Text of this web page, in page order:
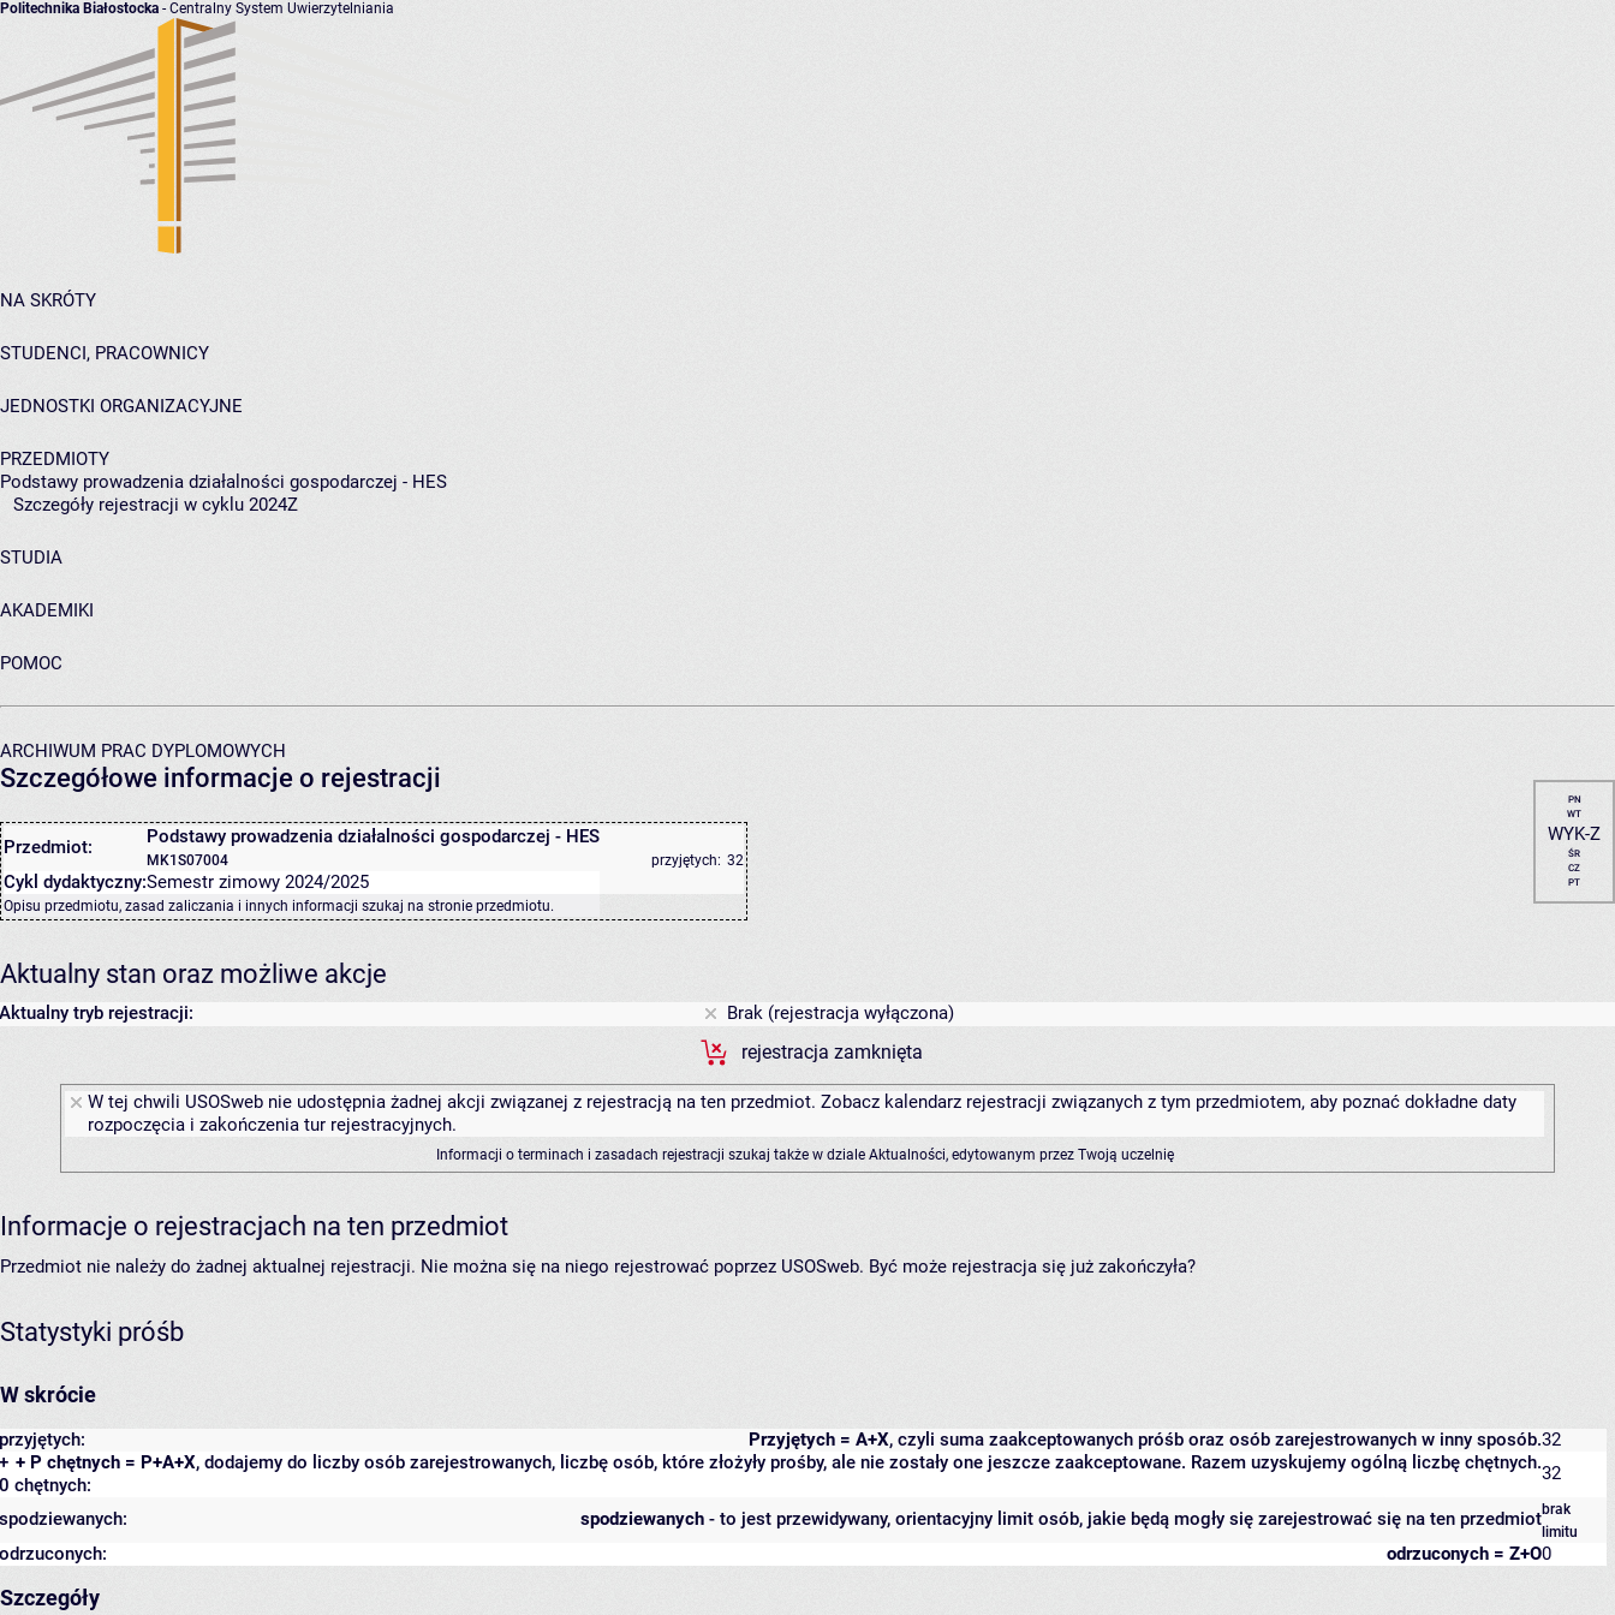
Politechnika Białostocka - Centralny System Uwierzytelniania
NA SKRÓTY
STUDENCI, PRACOWNICY
JEDNOSTKI ORGANIZACYJNE
PRZEDMIOTY
Podstawy prowadzenia działalności gospodarczej - HES
Szczegóły rejestracji w cyklu 2024Z
STUDIA
AKADEMIKI
POMOC
ARCHIWUM PRAC DYPLOMOWYCH
Szczegółowe informacje o rejestracji
Przedmiot: Podstawy prowadzenia działalności gospodarczej - HES
MK1S07004 przyjętych: 32
Cykl dydaktyczny:Semestr zimowy 2024/2025
Opisu przedmiotu, zasad zaliczania i innych informacji szukaj na stronie przedmiotu.
PN
WT
WYK-Z
ŚR
CZ
PT
Aktualny stan oraz możliwe akcje
Aktualny tryb rejestracji:
Brak (rejestracja wyłączona)
rejestracja zamknięta
W tej chwili USOSweb nie udostępnia żadnej akcji związanej z rejestracją na ten przedmiot. Zobacz kalendarz rejestracji związanych z tym przedmiotem, aby poznać dokładne daty
rozpoczęcia i zakończenia tur rejestracyjnych.
Informacji o terminach i zasadach rejestracji szukaj także w dziale Aktualności, edytowanym przez Twoją uczelnię
Informacje o rejestracjach na ten przedmiot
Przedmiot nie należy do żadnej aktualnej rejestracji. Nie można się na niego rejestrować poprzez USOSweb. Być może rejestracja się już zakończyła?
Statystyki próśb
W skrócie
Przyjętych = A+X, czyli suma zaakceptowanych próśb oraz osób zarejestrowanych w inny sposób.
przyjętych:
32
+ P chętnych = P+A+X, dodajemy do liczby osób zarejestrowanych, liczbę osób, które złożyły prośby, ale nie zostały one jeszcze zaakceptowane. Razem uzyskujemy ogólną liczbę chętnych.
+
0 chętnych:
32
spodziewanych - to jest przewidywany, orientacyjny limit osób, jakie będą mogły się zarejestrować się na ten przedmiot
spodziewanych:
brak
limitu
odrzuconych = Z+O
odrzuconych: 0
Szczegóły